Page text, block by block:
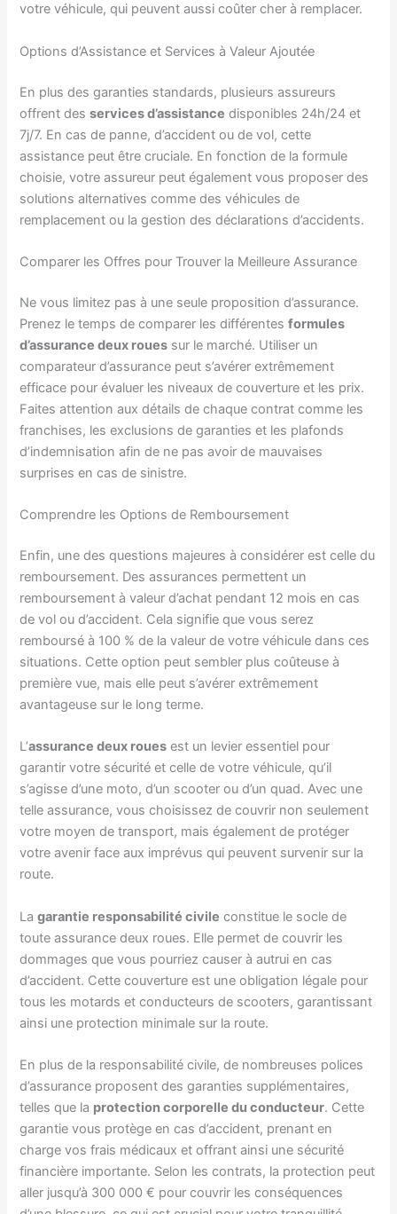
votre véhicule, qui peuvent aussi coûter cher à remplacer.
Options d’Assistance et Services à Valeur Ajoutée
En plus des garanties standards, plusieurs assureurs
offrent desservices d’assistance disponibles 24h/24 et
7j/7. En cas de panne, d’accident ou de vol, cette
assistance peut être cruciale. En fonction de la formule
choisie, votre assureur peut également vous proposer des
solutions alternatives comme des véhicules de
remplacement ou la gestion des déclarations d’accidents.
Comparer les Offres pour Trouver la Meilleure Assurance
Ne vous limitez pas à une seule proposition d’assurance.
Prenez le temps de comparer les différentesformules
d’assurance deux roues sur le marché. Utiliser un
comparateur d’assurance peut s’avérer extrêmement
efficace pour évaluer les niveaux de couverture et les prix.
Faites attention aux détails de chaque contrat comme les
franchises, les exclusions de garanties et les plafonds
d’indemnisation afin de ne pas avoir de mauvaises
surprises en cas de sinistre.
Comprendre les Options de Remboursement
Enfin, une des questions majeures à considérer est celle du
remboursement. Des assurances permettent un
remboursement à valeur d’achat pendant 12 mois en cas
de vol ou d’accident. Cela signifie que vous serez
remboursé à 100 % de la valeur de votre véhicule dans ces
situations. Cette option peut sembler plus coûteuse à
première vue, mais elle peut s’avérer extrêmement
avantageuse sur le long terme.
L’assurance deux roues est un levier essentiel pour
garantir votre sécurité et celle de votre véhicule, qu’il
s’agisse d’une moto, d’un scooter ou d’un quad. Avec une
telle assurance, vous choisissez de couvrir non seulement
votre moyen de transport, mais également de protéger
votre avenir face aux imprévus qui peuvent survenir sur la
route.
Lagarantie responsabilité civile constitue le socle de
toute assurance deux roues. Elle permet de couvrir les
dommages que vous pourriez causer à autrui en cas
d’accident. Cette couverture est une obligation légale pour
tous les motards et conducteurs de scooters, garantissant
ainsi une protection minimale sur la route.
En plus de la responsabilité civile, de nombreuses polices
d’assurance proposent des garanties supplémentaires,
telles que la protection corporelle du conducteur. Cette
garantie vous protège en cas d’accident, prenant en
charge vos frais médicaux et offrant ainsi une sécurité
financière importante. Selon les contrats, la protection peut
aller jusqu’à 300 000 € pour couvrir les conséquences